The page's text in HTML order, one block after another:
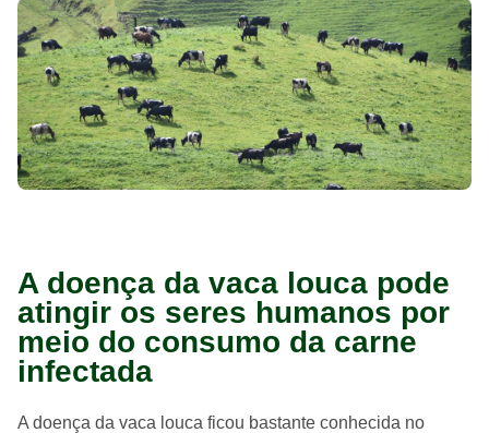
A doença da vaca louca pode
atingir os seres humanos por
meio do consumo da carne
infectada
A doença da vaca louca ficou bastante conhecida no